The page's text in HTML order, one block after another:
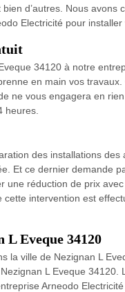
d’autres. Nous
Electricité pour
34120 à notre
en main vos
ne vous engagera en
heures.
des installations
Et ce dernier demande
réduction de prix
intervention est
Eveque 34120
la ville de Nezignan L
L Eveque
Arneodo